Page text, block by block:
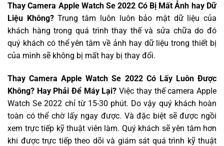
Thay Camera Apple Watch Se 2022 Có Bị Mất Ảnh hay Dữ
Liệu Không?Trung tâm luôn luôn bảo mật dữ liệu của
khách hàng trong quá trình thay thế và sửa chữa do đó
quý khách có thể yên tâm về ảnh hay dữ liệu trong thiết bị
của mình sẽ không bị mất hay bị thay đổi.
Thay Camera Apple Watch Se 2022 Có Lấy Luôn Được
Không? Hay Phải Để Máy Lại? Việc thay thế camera Apple
Watch Se 2022 chỉ từ 15-30 phút. Do vậy quý khách hoàn
toàn có thể chờ lấy ngay được. Và đặc biệt sẽ được ngồi
xem trực tiếp kỹ thuật viên làm. Quý khách sẽ yên tâm hơn
khi được trực tiếp theo dõi và giám sát quá trình kỹ thuật